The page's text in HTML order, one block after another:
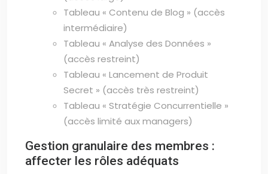
Tableau « Contenu de Blog » (accès
intermédiaire)
Tableau « Analyse des Données »
(accès restreint)
Tableau « Lancement de Produit
Secret » (accès très restreint)
Tableau « Stratégie Concurrentielle »
(accès limité aux managers)
Gestion granulaire des membres :
affecter les rôles adéquats